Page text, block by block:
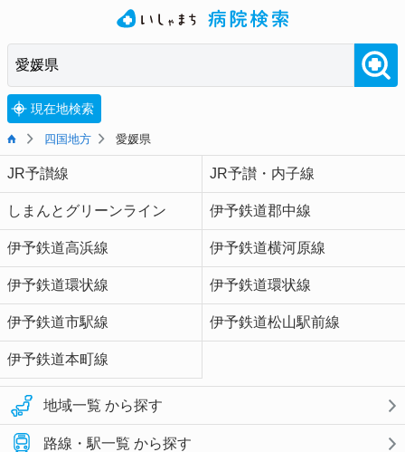
現在地検索
四国地方 愛媛県
JR予讃線 JR予讃・内子線
しまんとグリーンライン 伊予鉄道郡中線
伊予鉄道高浜線 伊予鉄道横河原線
伊予鉄道環状線 伊予鉄道環状線
伊予鉄道市駅線 伊予鉄道松山駅前線
伊予鉄道本町線
地域一覧 から探す
路線・駅一覧 から探す